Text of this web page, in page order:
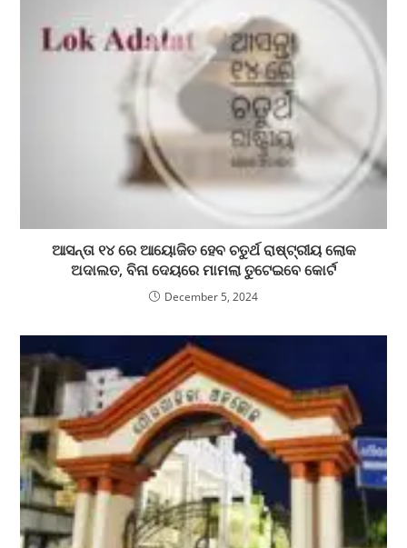
ଆସନ୍ତା ୧୪ ରେ ଆୟୋଜିତ ହେବ ଚତୁର୍ଥ ରାଷ୍ଟ୍ରୀୟ ଲୋକ
ଅଦାଲତ, ବିନା ଦେୟରେ ମାମଲା ତୁଟେଇବେ କୋର୍ଟ
December 5, 2024